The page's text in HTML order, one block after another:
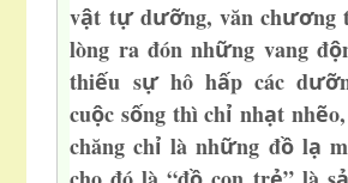
vật tựdưỡng, văn chương
lòng ra đón những vang độ
thiếu sựhô hấp các dưỡ
cuộc sống thì chỉ nhạt nhẽ
chăng chỉ là những đồlạ m